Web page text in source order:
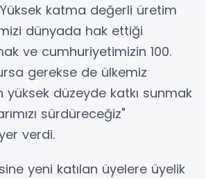
katma değerli üretim
dünyada hak ettiği
ve cumhuriyetimizin 100.
gerekse de ülkemiz
yüksek düzeyde katkı sunmak
sürdüreceğiz"
verdi.
yeni katılan üyelere üyelik